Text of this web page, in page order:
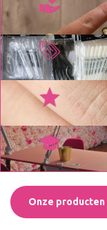
Onze producten